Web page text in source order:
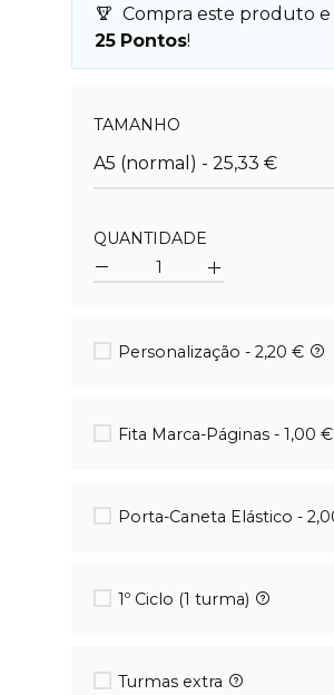
Compra este produto e
25 Pontos!
Quantidade
TAMANHO
A5 (normal) - 25,33 €
QUANTIDADE
Personalização - 2,20 €
Fita Marca-Páginas - 1,00 €
Porta-Caneta Elástico -
1º Ciclo (1 turma)
Turmas extra